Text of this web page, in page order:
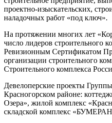
проектно-изыскательских,
наладочных работ «под ключ».
На протяжении многих лет
число лидеров строительного
Ревизионным Сертификатом
организации строительного
Строительного комплекса
Девелоперские проекты
Красногорском районе:
Озера», жилой комплекс
складской комплекс